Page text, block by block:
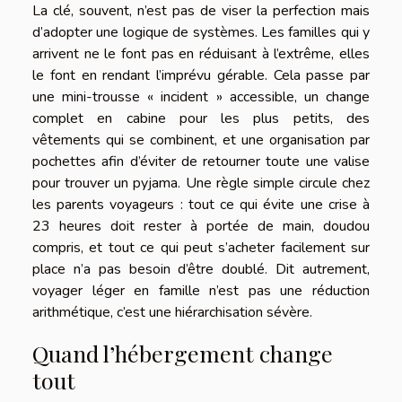
La clé, souvent, n’est pas de viser la perfection mais
d’adopter une logique de systèmes. Les familles qui y
arrivent ne le font pas en réduisant à l’extrême, elles
le font en rendant l’imprévu gérable. Cela passe par
une mini-trousse « incident » accessible, un change
complet en cabine pour les plus petits, des
vêtements qui se combinent, et une organisation par
pochettes afin d’éviter de retourner toute une valise
pour trouver un pyjama. Une règle simple circule chez
les parents voyageurs : tout ce qui évite une crise à
23 heures doit rester à portée de main, doudou
compris, et tout ce qui peut s’acheter facilement sur
place n’a pas besoin d’être doublé. Dit autrement,
voyager léger en famille n’est pas une réduction
arithmétique, c’est une hiérarchisation sévère.
Quand l’hébergement change
tout